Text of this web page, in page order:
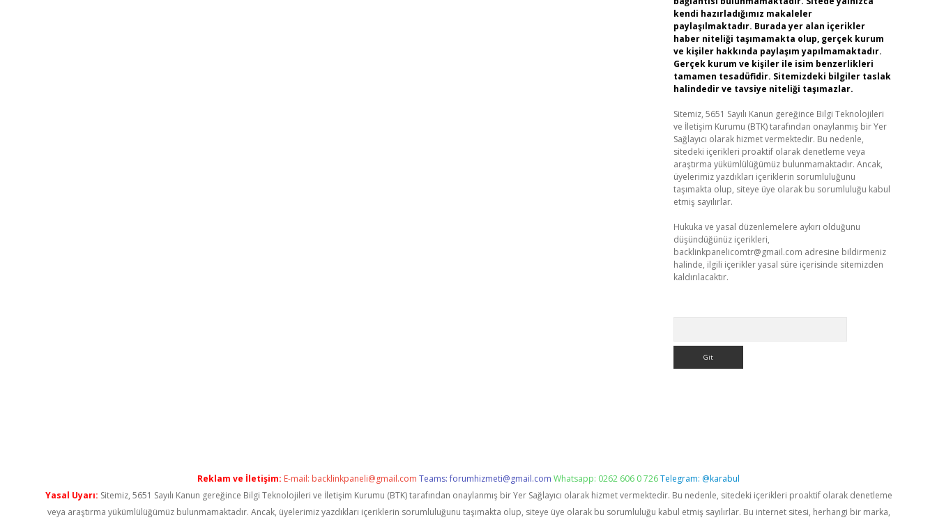
kendi hazırladığımız makaleler
paylaşılmaktadır. Burada yer alan içerikler
haber niteliği taşımamakta olup, gerçek kurum
ve kişiler hakkında paylaşım yapılmamaktadır.
Gerçek kurum ve kişiler ile isim benzerlikleri
tamamen tesadüfidir. Sitemizdeki bilgiler taslak
halindedir ve tavsiye niteliği taşımazlar.
Sitemiz, 5651 Sayılı Kanun gereğince Bilgi Teknolojileri
ve İletişim Kurumu (BTK) tarafından onaylanmış bir Yer
Sağlayıcı olarak hizmet vermektedir. Bu nedenle,
sitedeki içerikleri proaktif olarak denetleme veya
araştırma yükümlülüğümüz bulunmamaktadır. Ancak,
üyelerimiz yazdıkları içeriklerin sorumluluğunu
taşımakta olup, siteye üye olarak bu sorumluluğu kabul
etmiş sayılırlar.
Hukuka ve yasal düzenlemelere aykırı olduğunu
düşündüğünüz içerikleri,
backlinkpanelicomtr@gmail.com adresine bildirmeniz
halinde, ilgili içerikler yasal süre içerisinde sitemizden
kaldırılacaktır.
Reklam ve İletişim: E-mail: backlinkpaneli@gmail.com Teams:forumhizmeti@gmail.com Whatsapp: 0262 606 0 726Telegram: @karabul
Yasal Uyarı: Sitemiz, 5651 Sayılı Kanun gereğince Bilgi Teknolojileri ve İletişim Kurumu (BTK) tarafından onaylanmış bir Yer Sağlayıcı olarak hizmet vermektedir. Bu nedenle, sitedeki içerikleri proaktif olarak denetleme
veya araştırma yükümlülüğümüz bulunmamaktadır. Ancak, üyelerimiz yazdıkları içeriklerin sorumluluğunu taşımakta olup, siteye üye olarak bu sorumluluğu kabul etmiş sayılırlar. Bu internet sitesi, herhangi bir marka,